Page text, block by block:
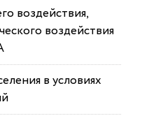
воздействия,
воздействия
в условиях